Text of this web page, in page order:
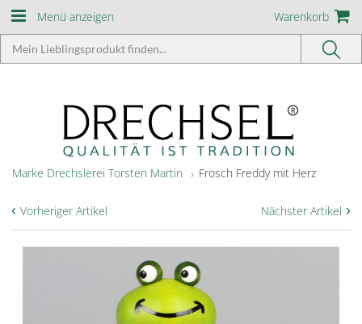
Menü anzeigen Warenkorb
Marke Drechslerei Torsten Martin Frosch Freddy mit Herz
Nächster Artikel ›
‹ Vorheriger Artikel